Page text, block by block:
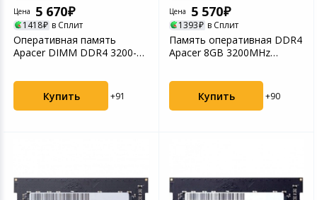
Цена
5 670
1418 в Сплит
Оперативная память
Apacer DIMM DDR4 3200-22
Купить +91
Цена
5 570
1393 в Сплит
Память оперативная DDR4
Apacer 8GB 3200MHz
Купить +90